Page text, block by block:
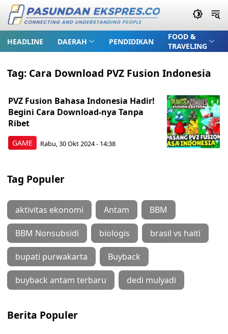
HEADLINE DAERAH PENDIDIKAN
FOOD &
TRAVELING
Tag: Cara Download PVZ Fusion Indonesia
GAME
PVZ Fusion Bahasa Indonesia Hadir!
Begini Cara Download-nya Tanpa
Ribet
Rabu, 30 Okt 2024 - 14:38
Tag Populer
aktivitas ekonomi Antam BBM
BBM Nonsubsidi biologis brasil vs haiti
bupati purwakarta Buyback
buyback antam terbaru dedi mulyadi
Berita Populer